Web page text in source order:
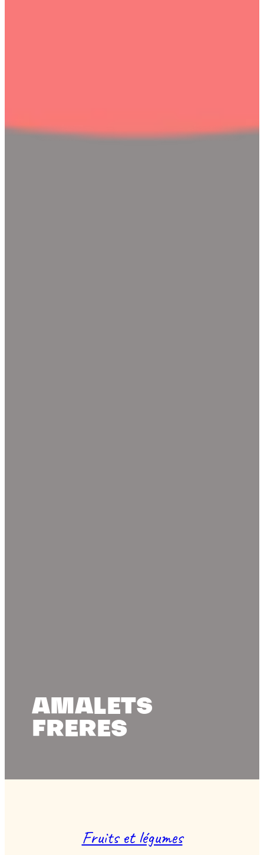
AMALETS
FRERES
Fruits et légumes